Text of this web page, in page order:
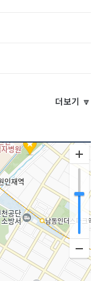
섬유직물
: 즉시+사후
더보기 🔽